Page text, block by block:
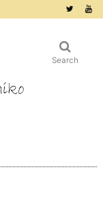
Search